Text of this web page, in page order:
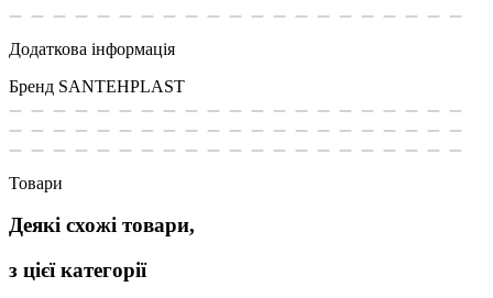
Додаткова інформація
Бренд SANTEHPLAST
Товари
Деякі схожі товари,
з цієї категорії